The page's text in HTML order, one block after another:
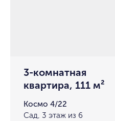
3-комнатная
квартира, 111 м²
Космо 4/22
Сад, 3 этаж из 6